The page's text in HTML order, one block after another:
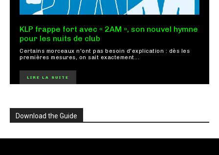
KLP frappe fort avec « 2AM », son nouvel hymne
pour les nuits de club
Certains morceaux n'ont pas besoin d'explication : dès les
premières mesures, on sait exactement...
LIRE LA SUITE
Download the Guide